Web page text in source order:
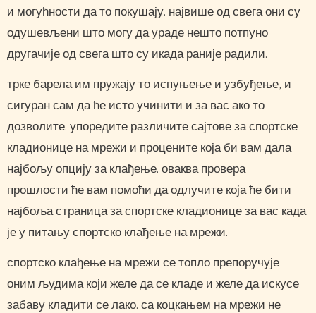
и могућности да то покушају. највише од свега они су
одушевљени што могу да ураде нешто потпуно
другачије од свега што су икада раније радили.
трке барела им пружају то испуњење и узбуђење, и
сигуран сам да ће исто учинити и за вас ако то
дозволите. упоредите различите сајтове за спортске
кладионице на мрежи и процените која би вам дала
најбољу опцију за клађење. оваква провера
прошлости ће вам помоћи да одлучите која ће бити
најбоља страница за спортске кладионице за вас када
је у питању спортско клађење на мрежи.
спортско клађење на мрежи се топло препоручује
оним људима који желе да се кладе и желе да искусе
забаву кладити се лако. са коцкањем на мрежи не